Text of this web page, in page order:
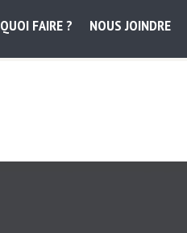
QUOI FAIRE ? NOUS JOINDRE